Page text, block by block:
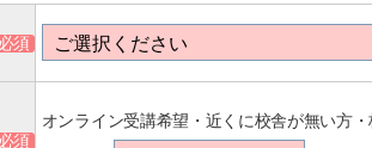
オンライン受講希望・近くに校舎が無い方